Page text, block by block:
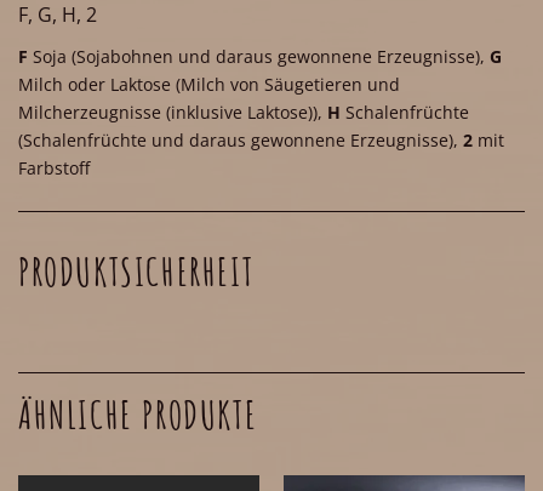
F, G, H, 2
F Soja (Sojabohnen und daraus gewonnene Erzeugnisse), G
Milch oder Laktose (Milch von Säugetieren und
Milcherzeugnisse (inklusive Laktose)), H Schalenfrüchte
(Schalenfrüchte und daraus gewonnene Erzeugnisse), 2 mit
Farbstoff
PRODUKTSICHERHEIT
ÄHNLICHE PRODUKTE